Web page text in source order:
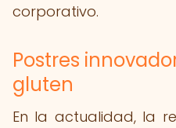
corporativo.
Postres
gluten
En la actualidad, la